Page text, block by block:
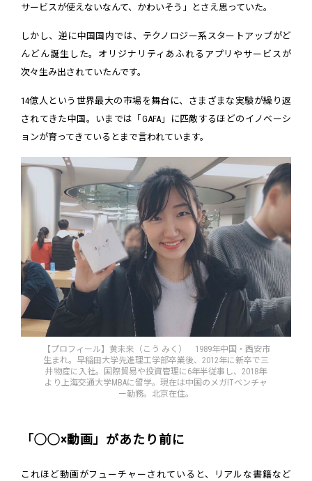
サービスが使えないなんて、かわいそう」とさえ思っていた。
しかし、逆に中国国内では、テクノロジー系スタートアップがど
んどん誕生した。オリジナリティあふれるアプリやサービスが
次々生み出されていたんです。
14億人という世界最大の市場を舞台に、さまざまな実験が繰り返
されてきた中国。いまでは「GAFA」に匹敵するほどのイノベーシ
ョンが育ってきているとまで言われています。
【プロフィール】黄未来（こう みく） 1989年中国・西安市
生まれ。早稲田大学先進理工学部卒業後、2012年に新卒で三
井物産に入社。国際貿易や投資管理に6年半従事し、2018年
より上海交通大学MBAに留学。現在は中国のメガITベンチャ
ー勤務。北京在住。
「◯◯×動画」があたり前に
これほど動画がフューチャーされていると、リアルな書籍など